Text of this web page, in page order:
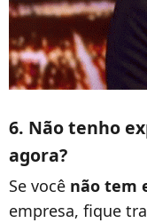
6. Não tenho
agora?
Se você não tem
empresa, fique